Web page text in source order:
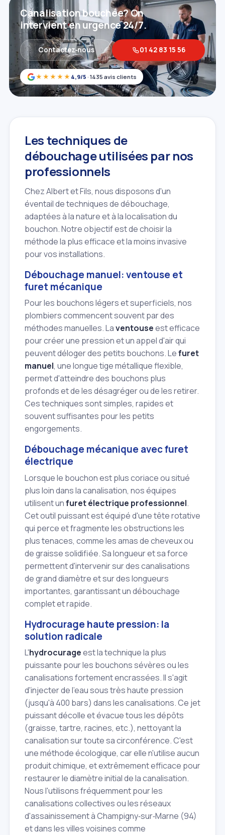
★★★★★ 4,9/5 · 1435 avis clients
Canalisation bouchée? On
intervient en urgence 24/7.
Contactez‑nous 01 42 83 15 56
Les techniques de
débouchage utilisées par nos
professionnels
Chez Albert et Fils, nous disposons d'un
éventail de techniques de débouchage,
adaptées à la nature et à la localisation du
bouchon. Notre objectif est de choisir la
méthode la plus efficace et la moins invasive
pour vos installations.
Débouchage manuel: ventouse et
furet mécanique
Pour les bouchons légers et superficiels, nos
plombiers commencent souvent par des
méthodes manuelles. Laventouseest efficace
pour créer une pression et un appel d'air qui
peuvent déloger des petits bouchons. Lefuret
manuel, une longue tige métallique flexible,
permet d'atteindre des bouchons plus
profonds et de les désagréger ou de les retirer.
Ces techniques sont simples, rapides et
souvent suffisantes pour les petits
engorgements.
Débouchage mécanique avec furet
électrique
Lorsque le bouchon est plus coriace ou situé
plus loin dans la canalisation, nos équipes
utilisent unfuret électrique professionnel.
Cet outil puissant est équipé d'une tête rotative
qui perce et fragmente les obstructions les
plus tenaces, comme les amas de cheveux ou
de graisse solidifiée. Sa longueur et sa force
permettent d'intervenir sur des canalisations
de grand diamètre et sur des longueurs
importantes, garantissant un débouchage
complet et rapide.
Hydrocurage haute pression: la
solution radicale
L'hydrocurageest la technique la plus
puissante pour les bouchons sévères ou les
canalisations fortement encrassées. Il s'agit
d'injecter de l'eau sous très haute pression
(jusqu'à 400 bars) dans les canalisations. Ce jet
puissant décolle et évacue tous les dépôts
(graisse, tartre, racines, etc.), nettoyant la
canalisation sur toute sa circonférence. C'est
une méthode écologique, car elle n'utilise aucun
produit chimique, et extrêmement efficace pour
restaurer le diamètre initial de la canalisation.
Nous l'utilisons fréquemment pour les
canalisations collectives ou les réseaux
d'assainissement à Champigny‑sur‑Marne (94)
et dans les villes voisines comme